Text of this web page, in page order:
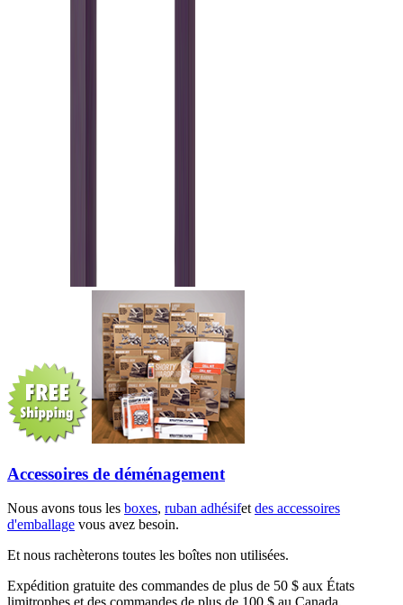
Accessoires de déménagement
Nous avons tous les boxes, ruban adhésifetdes accessoires
d'emballage vous avez besoin.
Et nous rachèterons toutes les boîtes non utilisées.
Expédition gratuite des commandes de plus de 50 $ aux États